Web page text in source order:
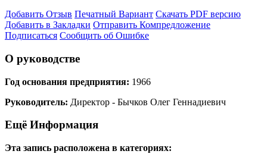
Добавить Отзыв Печатный Вариант Скачать PDF версию
Добавить в Закладки Отправить Компредложение
Подписаться Сообщить об Ошибке
О руководстве
Год основания предприятия: 1966
Руководитель: Директор - Бычков Олег Геннадиевич
Ещё Информация
Эта запись расположена в категориях: